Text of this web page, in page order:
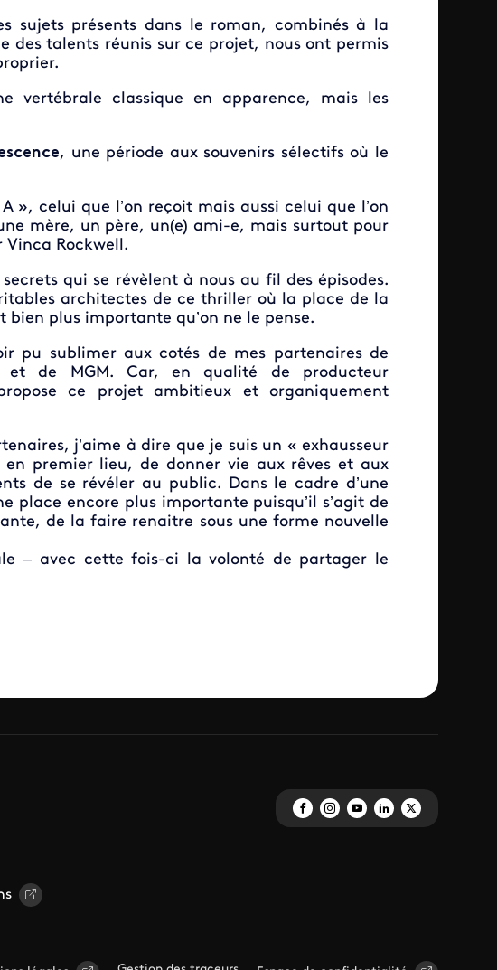
sujets présents dans le roman, combinés à la
des talents réunis sur ce projet, nous ont permis
vertébrale classique en apparence, mais les
, une période aux souvenirs sélectifs où le
», celui que l’on reçoit mais aussi celui que l’on
mère, un père, un(e) ami-e, mais surtout pour
Vinca Rockwell.
secrets qui se révèlent à nous au fil des épisodes.
architectes de ce thriller où la place de la
plus importante qu’on ne le pense.
pu sublimer aux cotés de mes partenaires de
et de MGM. Car, en qualité de producteur
ce projet ambitieux et organiquement
j’aime à dire que je suis un « exhausseur
premier lieu, de donner vie aux rêves et aux
de se révéler au public. Dans le cadre d’une
place encore plus importante puisqu’il s’agit de
de la faire renaitre sous une forme nouvelle
– avec cette fois-ci la volonté de partager le